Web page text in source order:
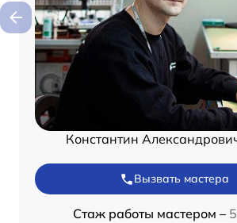
Константин
Вызвать мастера
Стаж работы мастером –